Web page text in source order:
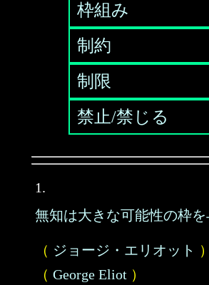
枠組み
制約
制限
禁止/禁じる
1.
無知は大きな可能性の枠を
（ ジョージ・エリオット ）
（ George Eliot ）